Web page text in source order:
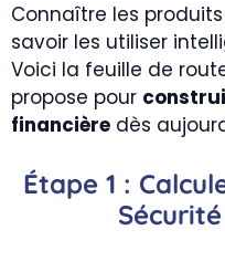
Connaître les
savoir les utiliser
Voici la feuille de
propose pour
financière dès
Étape 1 :